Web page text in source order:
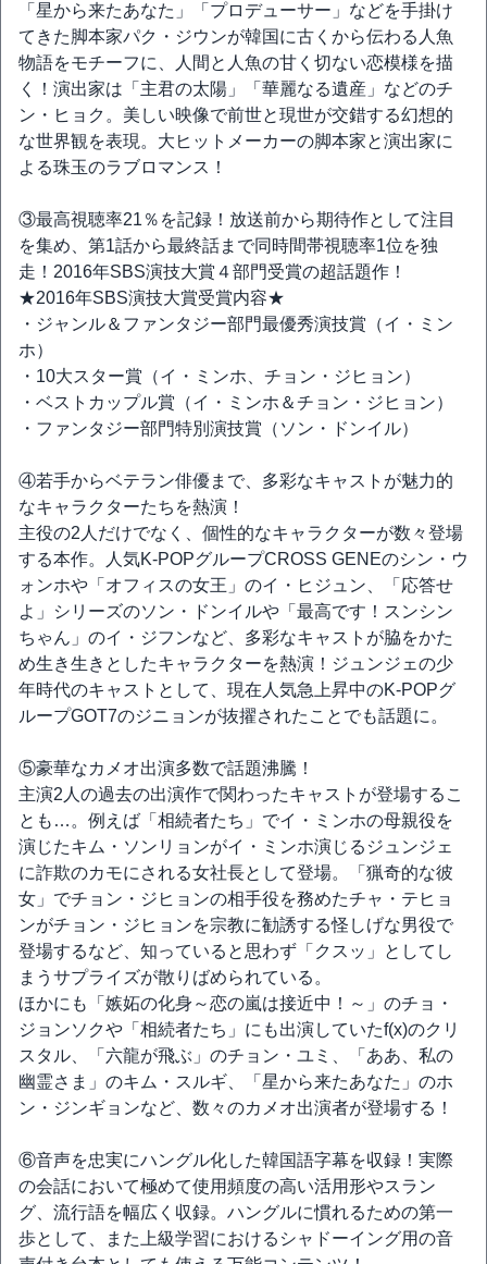
「星から来たあなた」「プロデューサー」などを手掛け
てきた脚本家パク・ジウンが韓国に古くから伝わる人魚
物語をモチーフに、人間と人魚の甘く切ない恋模様を描
く！演出家は「主君の太陽」「華麗なる遺産」などのチ
ン・ヒョク。美しい映像で前世と現世が交錯する幻想的
な世界観を表現。大ヒットメーカーの脚本家と演出家に
よる珠玉のラブロマンス！
③最高視聴率21％を記録！放送前から期待作として注目
を集め、第1話から最終話まで同時間帯視聴率1位を独
走！2016年SBS演技大賞４部門受賞の超話題作！
★2016年SBS演技大賞受賞内容★
・ジャンル＆ファンタジー部門最優秀演技賞（イ・ミン
ホ）
・10大スター賞（イ・ミンホ、チョン・ジヒョン）
・ベストカップル賞（イ・ミンホ＆チョン・ジヒョン）
・ファンタジー部門特別演技賞（ソン・ドンイル）
④若手からベテラン俳優まで、多彩なキャストが魅力的
なキャラクターたちを熱演！
主役の2人だけでなく、個性的なキャラクターが数々登場
する本作。人気K-POPグループCROSS GENEのシン・ウ
ォンホや「オフィスの女王」のイ・ヒジュン、「応答せ
よ」シリーズのソン・ドンイルや「最高です！スンシン
ちゃん」のイ・ジフンなど、多彩なキャストが脇をかた
め生き生きとしたキャラクターを熱演！ジュンジェの少
年時代のキャストとして、現在人気急上昇中のK-POPグ
ループGOT7のジニョンが抜擢されたことでも話題に。
⑤豪華なカメオ出演多数で話題沸騰！
主演2人の過去の出演作で関わったキャストが登場するこ
とも…。例えば「相続者たち」でイ・ミンホの母親役を
演じたキム・ソンリョンがイ・ミンホ演じるジュンジェ
に詐欺のカモにされる女社長として登場。「猟奇的な彼
女」でチョン・ジヒョンの相手役を務めたチャ・テヒョ
ンがチョン・ジヒョンを宗教に勧誘する怪しげな男役で
登場するなど、知っていると思わず「クスッ」としてし
まうサプライズが散りばめられている。
ほかにも「嫉妬の化身～恋の嵐は接近中！～」のチョ・
ジョンソクや「相続者たち」にも出演していたf(x)のクリ
スタル、「六龍が飛ぶ」のチョン・ユミ、「ああ、私の
幽霊さま」のキム・スルギ、「星から来たあなた」のホ
ン・ジンギョンなど、数々のカメオ出演者が登場する！
⑥音声を忠実にハングル化した韓国語字幕を収録！実際
の会話において極めて使用頻度の高い活用形やスラン
グ、流行語を幅広く収録。ハングルに慣れるための第一
歩として、また上級学習におけるシャドーイング用の音